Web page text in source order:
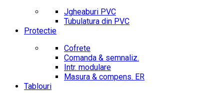
Jgheaburi PVC
Tubulatura din PVC
Protectie
Cofrete
Comanda & semnaliz.
Intr. modulare
Masura & compens. ER
Tablouri